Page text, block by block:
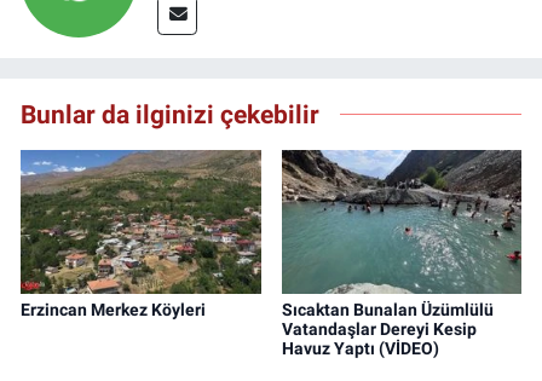
Bunlar da ilginizi çekebilir
Erzincan Merkez Köyleri
Sıcaktan Bunalan Üzümlülü
Vatandaşlar Dereyi Kesip
Havuz Yaptı (VİDEO)